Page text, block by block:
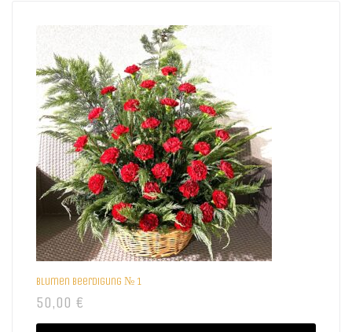
Blumen beerdigung № 1
50,00 €